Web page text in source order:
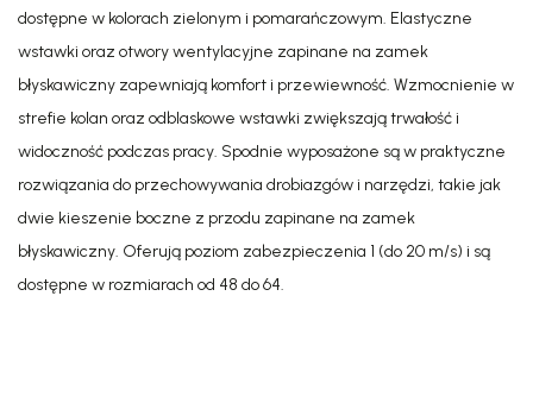
dostępne w kolorach zielonym i pomarańczowym. Elastyczne
wstawki oraz otwory wentylacyjne zapinane na zamek
błyskawiczny zapewniają komfort i przewiewność. Wzmocnienie w
strefie kolan oraz odblaskowe wstawki zwiększają trwałość i
widoczność podczas pracy. Spodnie wyposażone są w praktyczne
rozwiązania do przechowywania drobiazgów i narzędzi, takie jak
dwie kieszenie boczne z przodu zapinane na zamek
błyskawiczny. Oferują poziom zabezpieczenia 1 (do 20 m/s) i są
dostępne w rozmiarach od 48 do 64.